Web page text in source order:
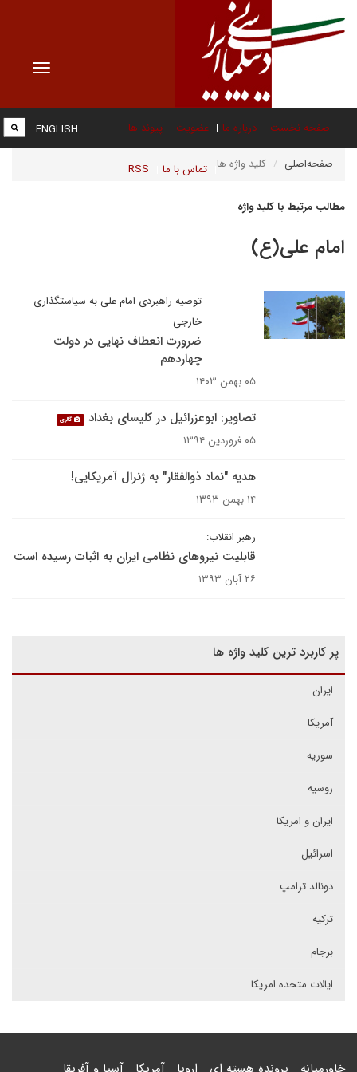
Toggle
صفحه نخست درباره ما عضویت پیوند ها
تماس با ما RSS
ENGLISH
صفحه‌اصلی کلید واژه ها
مطالب مرتبط با کلید واژه
امام علی(ع)
توصیه راهبردی امام علی به سیاستگذاری
خارجی
ضرورت انعطاف نهایی در دولت
چهاردهم
۰۵ بهمن ۱۴۰۳
تصاویر: ابوعزرائیل در کلیسای بغداد گالری
۰۵ فروردین ۱۳۹۴
هدیه "نماد ذوالفقار" به ژنرال آمریکایی!
۱۴ بهمن ۱۳۹۳
رهبر انقلاب:
قابلیت نیروهای نظامی ایران به اثبات رسیده است
۲۶ آبان ۱۳۹۳
پر کاربرد ترین کلید واژه ها
ایران
آمریکا
سوریه
روسیه
ایران و امریکا
اسرائیل
دونالد ترامپ
ترکیه
برجام
ایالات متحده امریکا